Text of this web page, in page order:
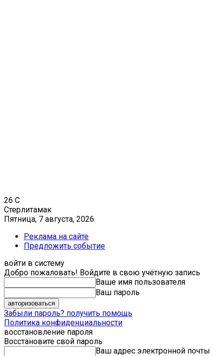
26 C
Стерлитамак
Пятница, 7 августа, 2026
Реклама на сайте
Предложить событие
войти в систему
Добро пожаловать! Войдите в свою учётную запись
Ваше имя пользователя
Ваш пароль
Забыли пароль? получить помощь
Политика конфиденциальности
восстановление пароля
Восстановите свой пароль
Ваш адрес электронной почты